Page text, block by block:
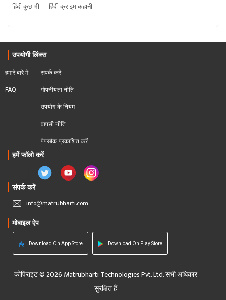
हिंदी कुछ भी
हिंदी क्राइम कहानी
उपयोगी लिंक्स
हमारे बारे में
FAQ
संपर्क करें
गोपनीयता नीति
उपयोग के नियम
वापसी नीति
पेपरबैक प्रकाशित करें
हमें फॉलो करें
संपर्क करें
info@matrubharti.com
मोबाइल ऐप
Download On App Store Download On Play Store
कोपिराइट © 2026 Matrubharti Technologies Pvt. Ltd. सभी अधिकार
सुरक्षित हैं